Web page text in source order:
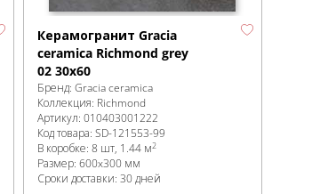
Керамогранит Gracia
ceramica Richmond grey
02 30х60
Бренд:Gracia ceramica
Коллекция: Richmond
Артикул:010403001222
Код товара:SD-121553-99
В коробке:8 шт, 1.44 м2
Размер:600x300 мм
Сроки доставки: 30 дней